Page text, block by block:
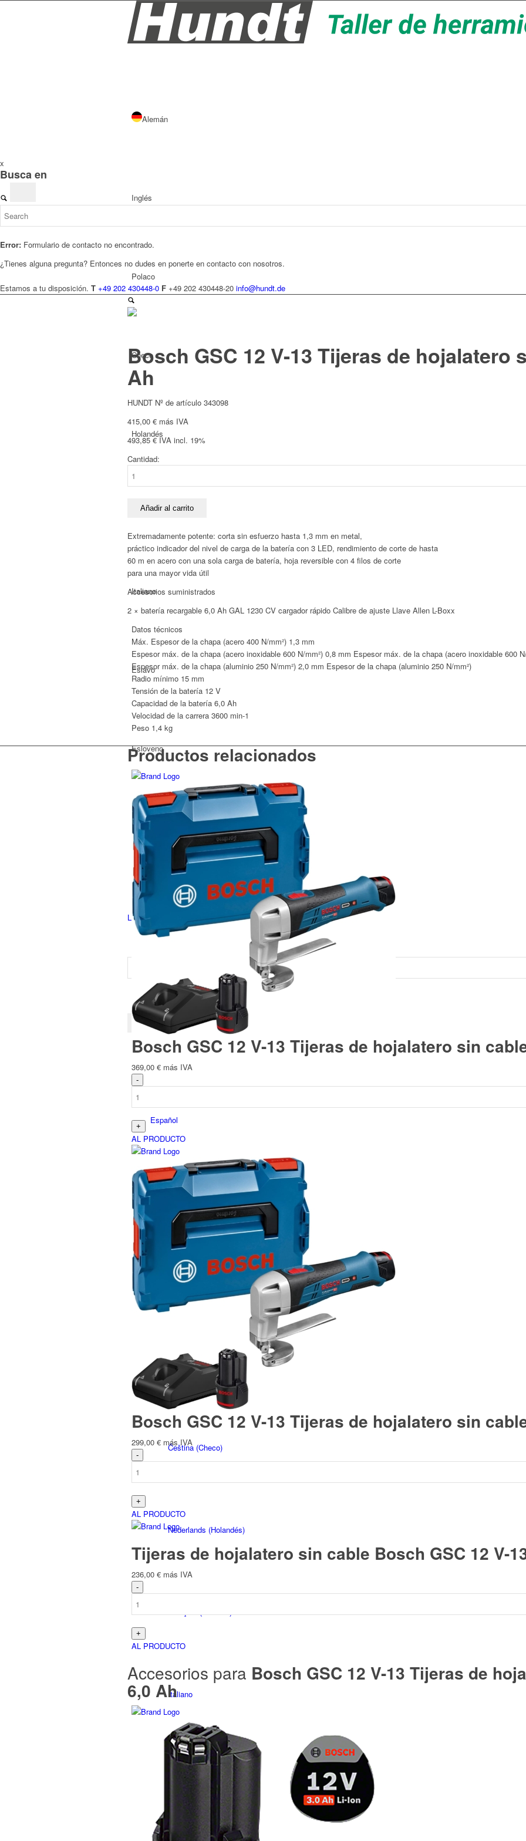
Alemán
Inglés
Polaco
Checo
Holandés
Francés
Italiano
Eslavo
Esloveno
Español
Login
Español
Deutsch(
English
Polski(Polaco)
Čeština (Checo)
Nederlands (Holandés)
Italiano
Slovenčina Eslavo
x
Busca en
Error: Formulario de contacto no encontrado.
¿Tienes alguna pregunta? Entonces no dudes en ponerte en contacto con nosotros.
Estamos a tu disposición. T +49 202 430448-0 F +49 202 430448-20 info@hundt.de
Bosch GSC 12 V-13 Tijeras de hojalatero
Ah
HUNDT Nº de artículo 343098
415,00 € más IVA
493,85€IVA incl. 19%
Cantidad:
Tijeras
hojalatero
6,0
Ah
Añadir al carrito
Extremadamente potente: corta sin esfuerzo hasta 1,3 mm en metal,
práctico indicador del nivel de carga de la batería con 3 LED, rendimiento de corte de hasta
60 m en acero con una sola carga de batería, hoja reversible con 4 filos de corte
para una mayor vida útil
Accesorios suministrados
2 × batería recargable 6,0 Ah GAL 1230 CV cargador rápido Calibre de ajuste Llave Allen L-Boxx
Datos técnicos
Máx. Espesor de la chapa (acero 400 N/mm²) 1,3 mm
Espesor máx. de la chapa (acero inoxidable 600 N/mm²) 0,8 mm Espesor máx. de la chapa (acero inoxidable 600
Espesor máx. de la chapa (aluminio 250 N/mm²) 2,0 mm Espesor de la chapa (aluminio 250 N/mm²)
Radio mínimo 15 mm
Tensión de la batería 12 V
Capacidad de la batería 6,0 Ah
Velocidad de la carrera 3600 min-1
Peso 1,4 kg
Productos relacionados
Bosch GSC 12 V-13 Tijeras de hojalatero sin
369,00 € más IVA
AL PRODUCTO
Bosch GSC 12 V-13 Tijeras de hojalatero sin
299,00 € más IVA
AL PRODUCTO
Tijeras de hojalatero sin cable Bosch GSC 12 V-
236,00 € más IVA
AL PRODUCTO
Accesorios para Bosch GSC 12 V-13 Tijeras de
6,0 Ah